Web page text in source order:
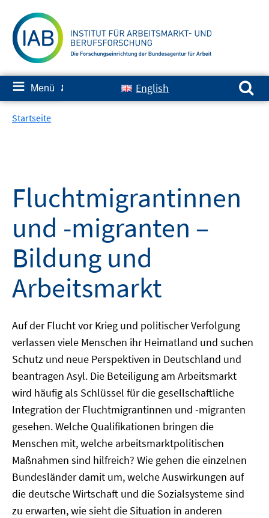
zum
Inhalt
≡ Menü ✘ English
Suchen nach:
Startseite
Fluchtmigrantinnen
und -migranten –
Bildung und
Arbeitsmarkt
Auf der Flucht vor Krieg und politischer Verfolgung
verlassen viele Menschen ihr Heimatland und suchen
Schutz und neue Perspektiven in Deutschland und
beantragen Asyl. Die Beteiligung am Arbeitsmarkt
wird häufig als Schlüssel für die gesellschaftliche
Integration der Fluchtmigrantinnen und -migranten
gesehen. Welche Qualifikationen bringen die
Menschen mit, welche arbeitsmarktpolitischen
Maßnahmen sind hilfreich? Wie gehen die einzelnen
Bundesländer damit um, welche Auswirkungen auf
die deutsche Wirtschaft und die Sozialsysteme sind
zu erwarten, wie sieht die Situation in anderen